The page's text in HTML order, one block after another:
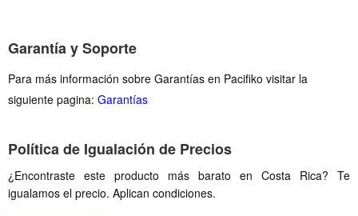
Garantía y Soporte
Para más información sobre Garantías en Pacifiko visitar la
siguiente pagina: Garantías
Política de Igualación de Precios
¿Encontraste este producto más barato en Costa Rica? Te
igualamos el precio. Aplican condiciones.